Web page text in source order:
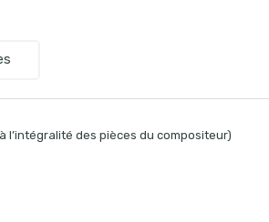
l’intégralité des pièces du compositeur)